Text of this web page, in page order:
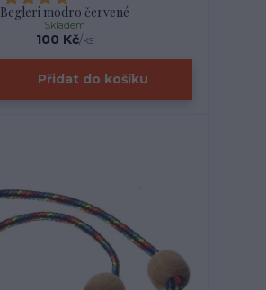
Begleri modro červené
100 Kč/ks
Skladem
Přidat do košíku